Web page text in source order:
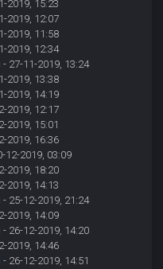
2019, 15:23
2019, 12:07
2019, 11:58
2019, 12:34
- 27-11-2019, 13:24
2019, 13:38
2019, 14:19
2019, 12:17
2019, 15:01
2019, 16:36
12-2019, 03:09
2019, 18:20
2019, 14:13
- 25-12-2019, 21:24
2019, 14:09
- 26-12-2019, 14:20
2019, 14:46
- 26-12-2019, 14:51